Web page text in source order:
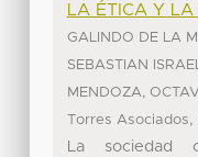
LA ÉTICA Y LA
GALINDO DE LA
SEBASTIAN
MENDOZA,
Torres Asociados,
La sociedad